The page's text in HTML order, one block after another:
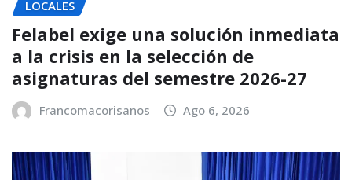
LOCALES
Felabel exige una solución inmediata
a la crisis en la selección de
asignaturas del semestre 2026-27
Francomacorisanos Ago 6, 2026